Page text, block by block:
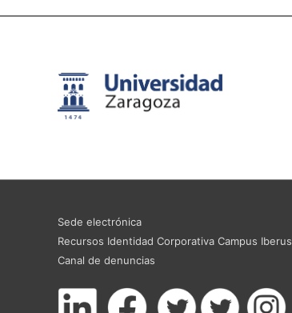
Sede electrónica
Recursos Identidad Corporativa Campus Iberus
Canal de denuncias